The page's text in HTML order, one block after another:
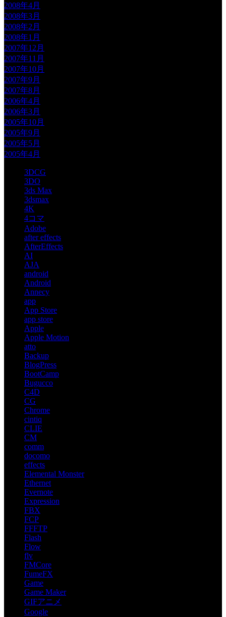
2008年4月
2008年3月
2008年2月
2008年1月
2007年12月
2007年11月
2007年10月
2007年9月
2007年8月
2006年4月
2006年3月
2005年10月
2005年9月
2005年5月
2005年4月
3DCG
3DO
3ds Max
3dsmax
4K
4コマ
Adobe
after effects
AfterEffects
AI
AJA
android
Android
Annecy
app
App Store
app store
Apple
Apple Motion
atto
Backup
BlogPress
BootCamp
Bugucco
C4D
CG
Chrome
cintiq
CLIE
CM
comm
docomo
effects
Elemental Monster
Ethernet
Evernote
Expression
FBX
FCP
FFFTP
Flash
Flow
flv
FMCore
FumeFX
Game
Game Maker
GIFアニメ
Google